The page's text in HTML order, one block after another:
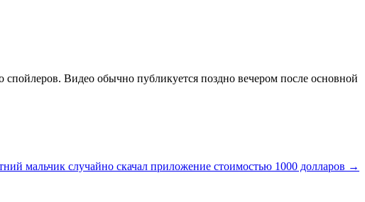
спойлеров. Видео обычно публикуется поздно вечером после основной
мальчик случайно скачал приложение стоимостью 1000 долларов →